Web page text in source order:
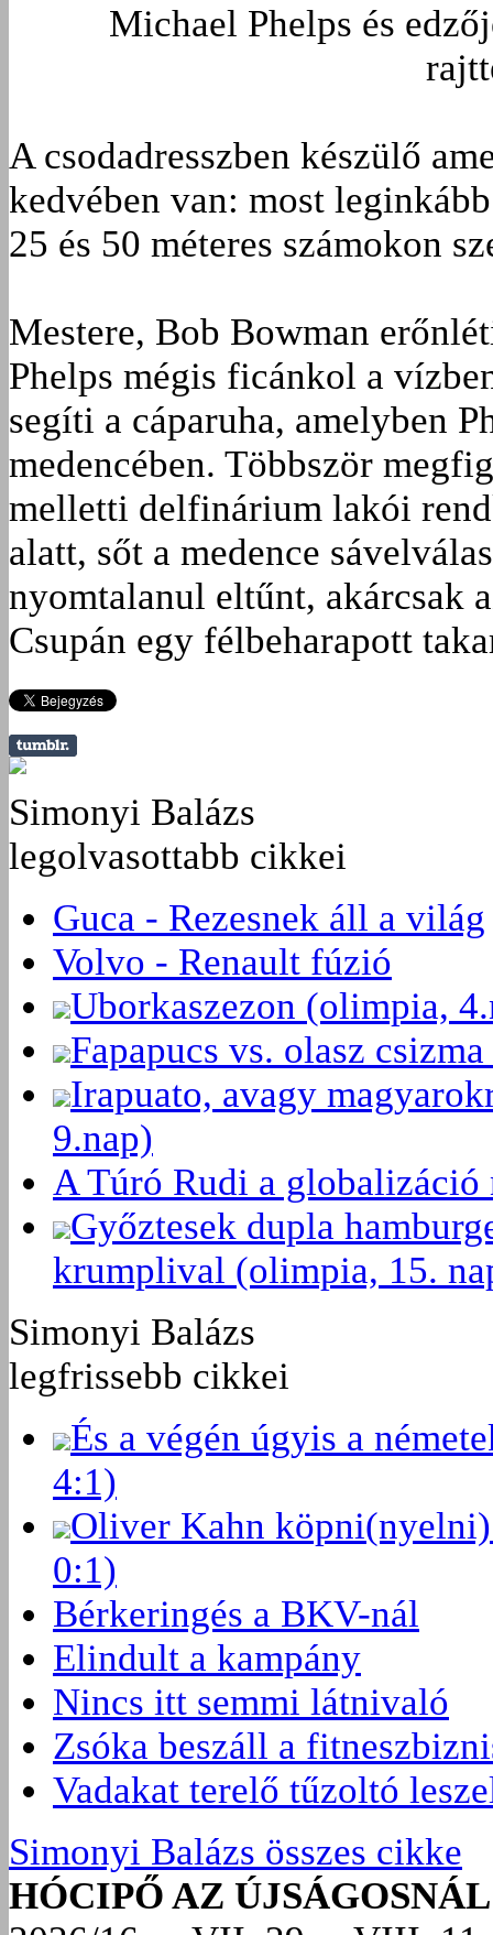
Michael Phelps és
A csodadresszben készülő
kedvében van: most
25 és 50 méteres számokon
Mestere, Bob Bowman
Phelps mégis ficánkol a
segíti a cáparuha, amelyben
medencében. Többször
melletti delfinárium lakói
alatt, sőt a medence
nyomtalanul eltűnt, akárcsak
Csupán egy félbeharapott
Simonyi Balázs
legolvasottabb cikkei
Guca - Rezesnek áll a világ
Volvo - Renault fúzió
Uborkaszezon (olimpia,
Fapapucs vs. olasz
Irapuato, avagy
9.nap)
A Túró Rudi a globalizáció
Győztesek dupla
krumplival (olimpia, 15.
Simonyi Balázs
legfrissebb cikkei
És a végén úgyis a
4:1)
Oliver Kahn köpni(nyelni)
0:1)
Bérkeringés a BKV-nál
Elindult a kampány
Nincs itt semmi látnivaló
Zsóka beszáll a
Vadakat terelő tűzoltó
Simonyi Balázs összes cikke
HÓCIPŐ AZ ÚJSÁGOSNÁL